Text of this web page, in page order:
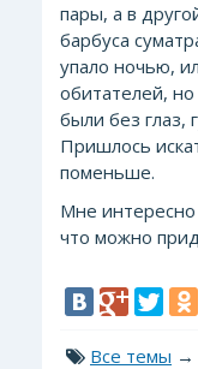
пары, а в
барбуса
упало ночью,
обитателей,
были без глаз,
Пришлось
поменьше.
Мне интересно
что можно
Все темы →